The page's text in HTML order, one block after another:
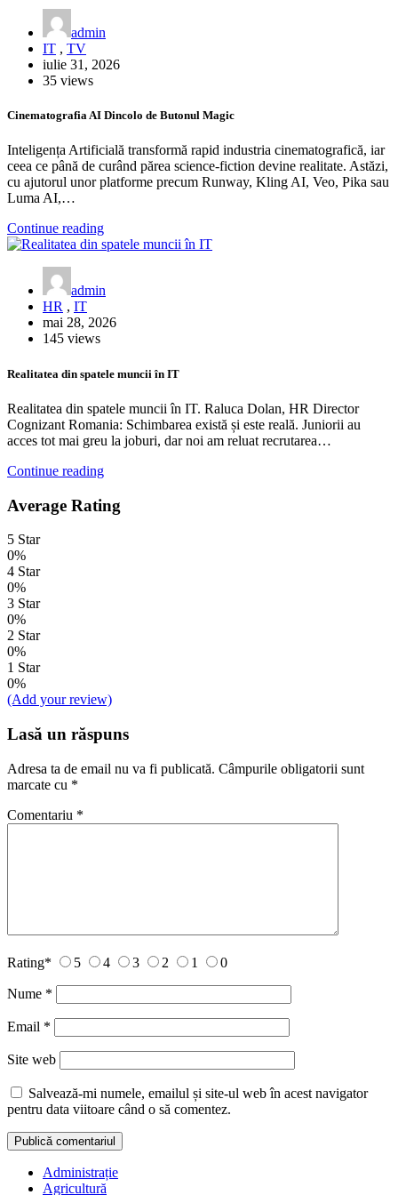
admin
IT , TV
iulie 31, 2026
35 views
Cinematografia AI Dincolo de Butonul Magic
Inteligența Artificială transformă rapid industria cinematografică, iar
ceea ce până de curând părea science-fiction devine realitate. Astăzi,
cu ajutorul unor platforme precum Runway, Kling AI, Veo, Pika sau
Luma AI,…
Continue reading
admin
HR , IT
mai 28, 2026
145 views
Realitatea din spatele muncii în IT
Realitatea din spatele muncii în IT. Raluca Dolan, HR Director
Cognizant Romania: Schimbarea există și este reală. Juniorii au
acces tot mai greu la joburi, dar noi am reluat recrutarea…
Continue reading
Average Rating
5 Star
0%
4 Star
0%
3 Star
0%
2 Star
0%
1 Star
0%
(Add your review)
Lasă un răspuns
Adresa ta de email nu va fi publicată. Câmpurile obligatorii sunt
marcate cu *
Comentariu *
Rating* 5 4 3 2 1 0
Nume *
Email *
Site web
Salvează-mi numele, emailul și site-ul web în acest navigator
pentru data viitoare când o să comentez.
Administrație
Agricultură